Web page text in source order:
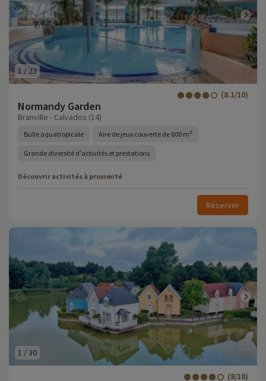
1 / 23
Normandy Garden
(8.1/10)
Branville - Calvados (14)
Bulle aquatropicale Aire de jeux couverte de 600 m²
Grande diversité d'activités et prestations
Découvrir activités à proximité
Réserver
1 /30
(8/10)